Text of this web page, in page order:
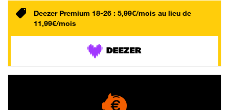
Deezer Premium 18-26 : 5,99€/mois au lieu de
11,99€/mois